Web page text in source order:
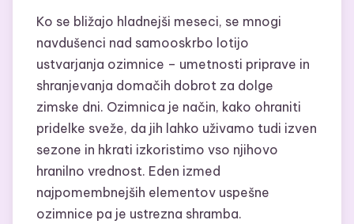
Ko se bližajo hladnejši meseci, se mnogi
navdušenci nad samooskrbo lotijo
ustvarjanja ozimnice – umetnosti priprave in
shranjevanja domačih dobrot za dolge
zimske dni. Ozimnica je način, kako ohraniti
pridelke sveže, da jih lahko uživamo tudi izven
sezone in hkrati izkoristimo vso njihovo
hranilno vrednost. Eden izmed
najpomembnejših elementov uspešne
ozimnice pa je ustrezna shramba.